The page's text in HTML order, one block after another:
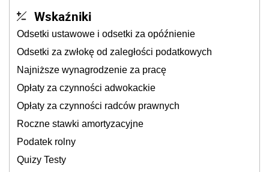
Wskaźniki
Odsetki ustawowe i odsetki za opóźnienie
Odsetki za zwłokę od zaległości podatkowych
Najniższe wynagrodzenie za pracę
Opłaty za czynności adwokackie
Opłaty za czynności radców prawnych
Roczne stawki amortyzacyjne
Podatek rolny
Quizy Testy